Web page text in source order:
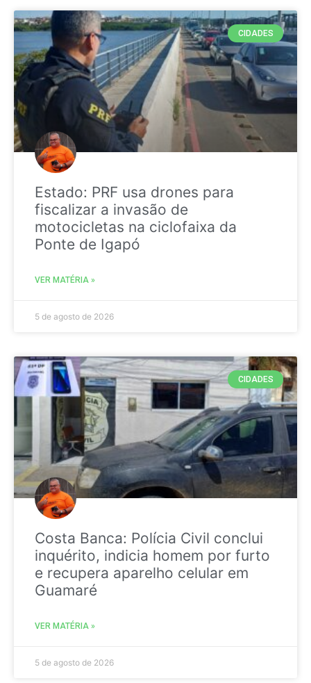
CIDADES
Estado: PRF usa drones para
fiscalizar a invasão de
motocicletas na ciclofaixa da
Ponte de Igapó
VER MATÉRIA »
5 de agosto de 2026
CIDADES
Costa Banca: Polícia Civil conclui
inquérito, indicia homem por furto
e recupera aparelho celular em
Guamaré
VER MATÉRIA »
5 de agosto de 2026